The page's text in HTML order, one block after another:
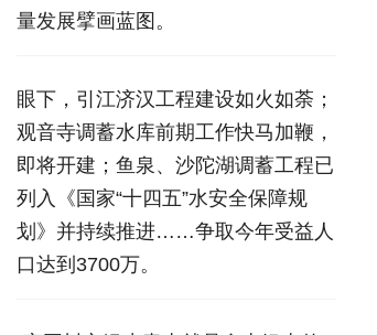
量发展擘画蓝图。
眼下，引江济汉工程建设如火如荼；
观音寺调蓄水库前期工作快马加鞭，
即将开建；鱼泉、沙陀湖调蓄工程已
列入《国家“十四五”水安全保障规
划》并持续推进……争取今年受益人
口达到3700万。